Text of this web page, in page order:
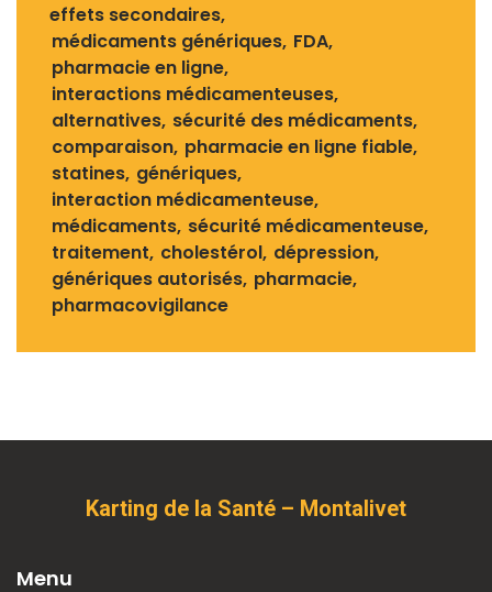
effets secondaires
médicaments génériques FDA
pharmacie en ligne
interactions médicamenteuses
alternatives sécurité des médicaments
comparaison pharmacie en ligne fiable
statines génériques
interaction médicamenteuse
médicaments sécurité médicamenteuse
traitement cholestérol dépression
génériques autorisés pharmacie
pharmacovigilance
Karting de la Santé – Montalivet
Menu